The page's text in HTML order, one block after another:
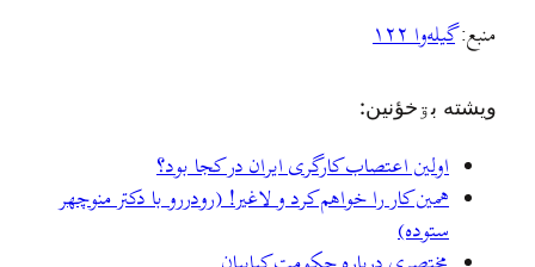
منبع:گیله‌وا ۱۲۲
ويشته بۊخؤنين:
اولین اعتصاب کارگری ایران در کجا بود؟
همین کار را خواهم کرد و لاغیر! (رودررو با دکتر منوچهر
ستوده)